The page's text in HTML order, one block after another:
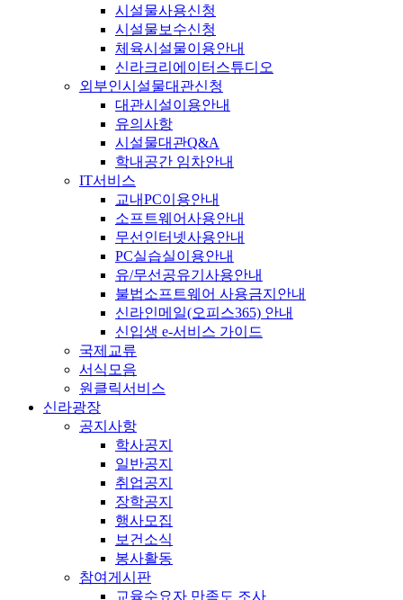
시설물사용신청
시설물보수신청
체육시설물이용안내
신라크리에이터스튜디오
외부인시설물대관신청
대관시설이용안내
유의사항
시설물대관Q&A
학내공간 임차안내
IT서비스
교내PC이용안내
소프트웨어사용안내
무선인터넷사용안내
PC실습실이용안내
유/무선공유기사용안내
불법소프트웨어 사용금지안내
신라인메일(오피스365) 안내
신입생 e-서비스 가이드
국제교류
서식모음
원클릭서비스
신라광장
공지사항
학사공지
일반공지
취업공지
장학공지
행사모집
보건소식
봉사활동
참여게시판
교육수요자 만족도 조사